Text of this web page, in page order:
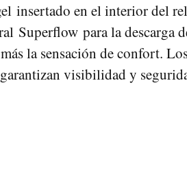
insertado en el interior del
Superflow para la descarga
la sensación de confort.
visibilidad y